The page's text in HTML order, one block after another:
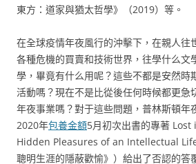
東方：道家與猶太哲學》（2019）等。
在全球疫情年夜風行的沖擊下，在親人往
各種危機的買賣和技術世界，往學什么文
學，畢竟有什么用呢？這些不都是安然時
活動嗎？現在不是比從後任何時候都更急
年夜事業嗎？對于這些問題，普林斯頓年
2020年包養金額5月初次出書的專著
Hidden Pleasures of an Intellectual Life
聰明生涯的隱蔽歡愉》）給出了否認的答